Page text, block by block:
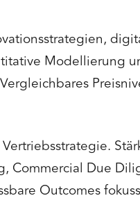
Modellierung
Commercial Due
Outcomes